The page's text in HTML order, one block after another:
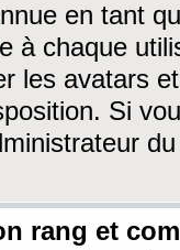
en tant
à chaque
les avatars
Si
rang et